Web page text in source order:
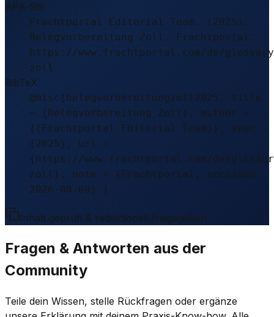
APA-Stil
Frachtportal Editorial Team. (2025).
Belegvorbereitung Zoll. Frachtportal.
https://www.frachtportal.com/de/
zoll
BibTeX
@misc{belegvorbereitungzoll2025, title
= {Belegvorbereitung Zoll}, author =
{{Frachtportal Editorial Team}}, year =
{2025}, url =
{https://www.frachtportal.com/de/
zoll}, note = {Frachtportal, accessed
2026-08-09} }
Inhalt geprüft & redaktionell freigegeben.
Fragen & Antworten aus der
Community
Teile dein Wissen, stelle Rückfragen oder ergänze